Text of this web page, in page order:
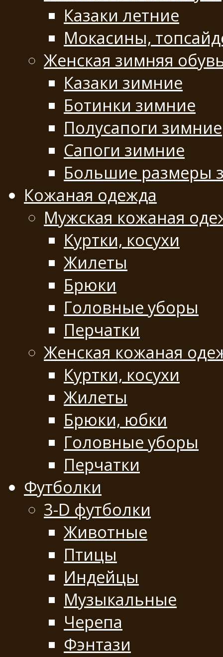
Казаки летние
Мокасины,
Женская зимняя
Казаки зимние
Ботинки зимние
Полусапоги зимние
Сапоги зимние
Большие размеры
Кожаная одежда
Мужская кожаная
Куртки, косухи
Жилеты
Брюки
Головные уборы
Перчатки
Женская кожаная
Куртки, косухи
Жилеты
Брюки, юбки
Головные уборы
Перчатки
Футболки
3-D футболки
Животные
Птицы
Индейцы
Музыкальные
Черепа
Фэнтази